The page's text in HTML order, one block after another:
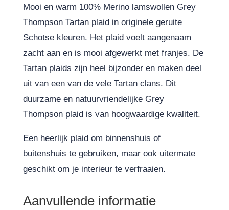
Mooi en warm 100% Merino lamswollen Grey
Thompson Tartan plaid in originele geruite
Schotse kleuren. Het plaid voelt aangenaam
zacht aan en is mooi afgewerkt met franjes. De
Tartan plaids zijn heel bijzonder en maken deel
uit van een van de vele Tartan clans. Dit
duurzame en natuurvriendelijke Grey
Thompson plaid is van hoogwaardige kwaliteit.
Een heerlijk plaid om binnenshuis of
buitenshuis te gebruiken, maar ook uitermate
geschikt om je interieur te verfraaien.
Aanvullende informatie